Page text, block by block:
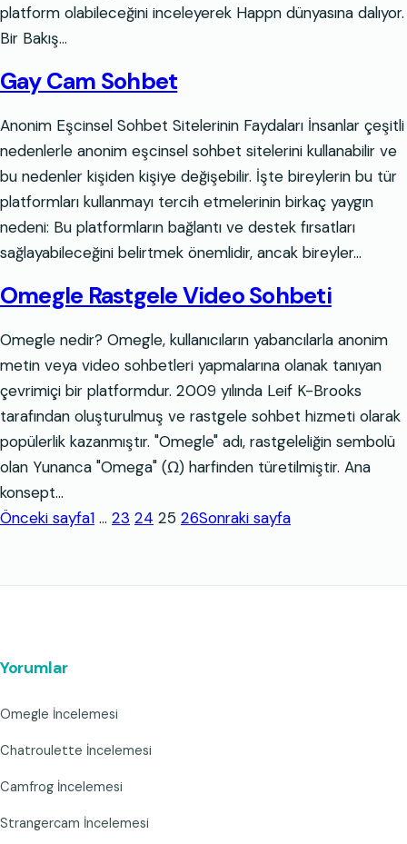
platform olabileceğini inceleyerek Happn dünyasına dalıyor.
Bir Bakış…
Gay Cam Sohbet
Anonim Eşcinsel Sohbet Sitelerinin Faydaları İnsanlar çeşitli
nedenlerle anonim eşcinsel sohbet sitelerini kullanabilir ve
bu nedenler kişiden kişiye değişebilir. İşte bireylerin bu tür
platformları kullanmayı tercih etmelerinin birkaç yaygın
nedeni: Bu platformların bağlantı ve destek fırsatları
sağlayabileceğini belirtmek önemlidir, ancak bireyler…
Omegle Rastgele Video Sohbeti
Omegle nedir? Omegle, kullanıcıların yabancılarla anonim
metin veya video sohbetleri yapmalarına olanak tanıyan
çevrimiçi bir platformdur. 2009 yılında Leif K-Brooks
tarafından oluşturulmuş ve rastgele sohbet hizmeti olarak
popülerlik kazanmıştır. "Omegle" adı, rastgeleliğin sembolü
olan Yunanca "Omega" (Ω) harfinden türetilmiştir. Ana
konsept…
Önceki sayfa1 … 23 24 25 26Sonraki sayfa
Yorumlar
Omegle İncelemesi
Chatroulette İncelemesi
Camfrog İncelemesi
Strangercam İncelemesi